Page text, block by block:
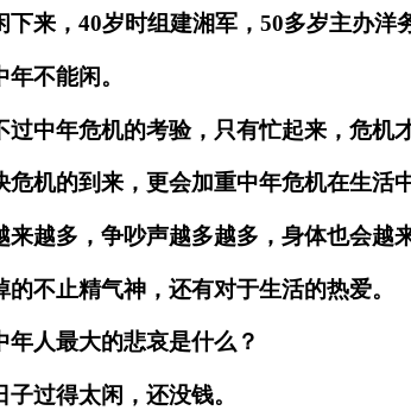
来，40岁时组建湘军，50多岁主办洋
不能闲。
过中年危机的考验，只有忙起来，危机
机的到来，更会加重中年危机在生活
越多，争吵声越多越多，身体也会越
不止精气神，还有对于生活的热爱。
人最大的悲哀是什么？
过得太闲，还没钱。